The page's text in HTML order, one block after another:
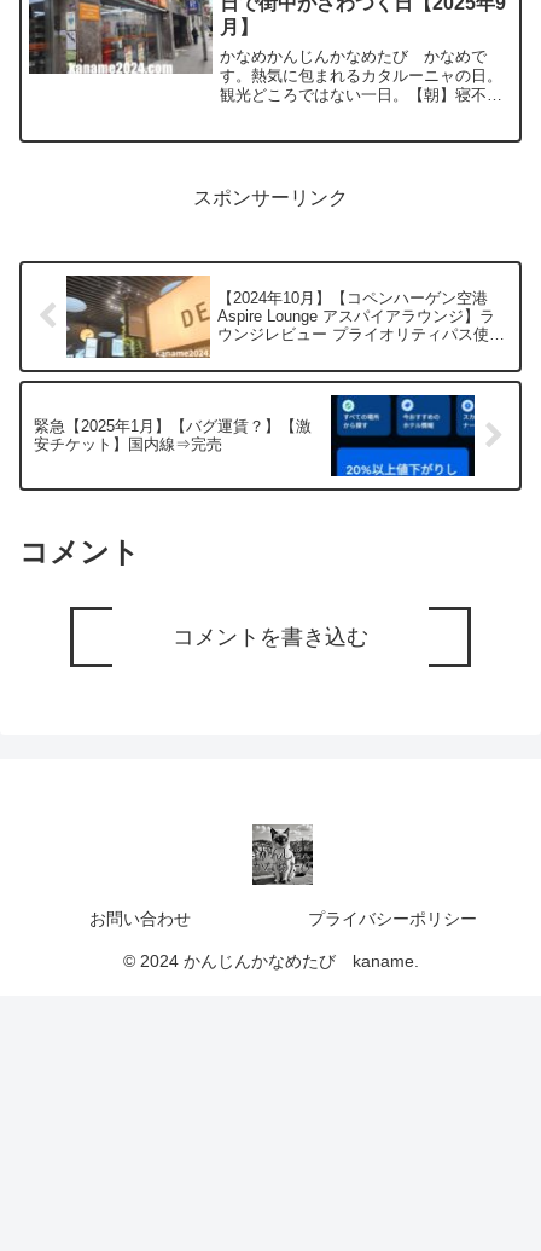
月】
かなめかんじんかなめたび かなめで
す。熱気に包まれるカタルーニャの日。
観光どころではない一日。【朝】寝不足
スポンサーリンク
【2024年10月】【コペンハーゲン空港
Aspire Lounge アスパイアラウンジ】ラ
ウンジレビュー プライオリティパス使用
緊急【2025年1月】【バグ運賃？】【激
安チケット】国内線⇒完売
コメント
コメントを書き込む
お問い合わせ プライバシーポリシー
© 2024 かんじんかなめたび kaname.